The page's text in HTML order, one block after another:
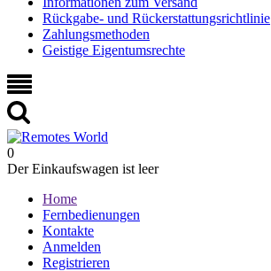
Rückgabe- und Rückerstattungsrichtlinie
Zahlungsmethoden
Geistige Eigentumsrechte
0
Der Einkaufswagen ist leer
Home
Fernbedienungen
Kontakte
Anmelden
Registrieren